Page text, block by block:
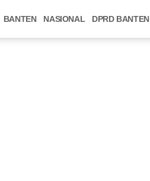
BANTEN NASIONAL DPRD BANTEN